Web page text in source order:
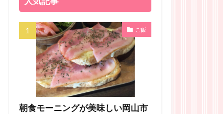
ご飯
朝食モーニングが美味しい岡山市